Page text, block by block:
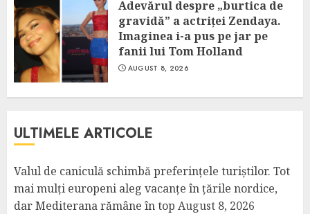
Adevărul despre „burtica de
gravidă” a actriței Zendaya.
Imaginea i-a pus pe jar pe
fanii lui Tom Holland
AUGUST 8, 2026
ULTIMELE ARTICOLE
Valul de caniculă schimbă preferințele turiștilor. Tot
mai mulți europeni aleg vacanțe în țările nordice,
dar Mediterana rămâne în top August 8, 2026